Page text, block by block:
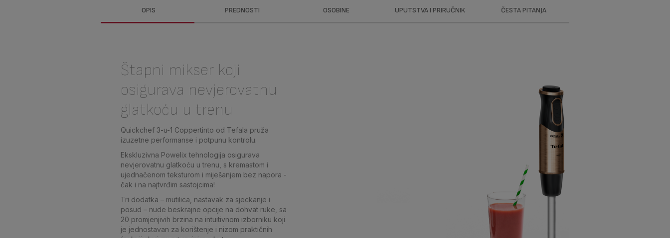
OPIS PREDNOSTI OSOBINE UPUTSTVA I PRIRUČNIK ČESTA PITANJA
Štapni mikser koji
osigurava nevjerovatnu
glatkoću u trenu
Quickchef 3-u-1 Coppertinto od Tefala pruža
izuzetne performanse i potpunu kontrolu.
Ekskluzivna Powelix tehnologija osigurava
nevjerovatnu glatkoću u trenu, s kremastom i
ujednačenom teksturom i miješanjem bez napora -
čak i na najtvrđim sastojcima!
Tri dodatka – mutilica, nastavak za sjeckanje i
posud – nude beskrajne opcije na dohvat ruke, sa
20 promjenjivih brzina na intuitivnom izborniku koji
je jednostavan za korištenje i nizom praktičnih